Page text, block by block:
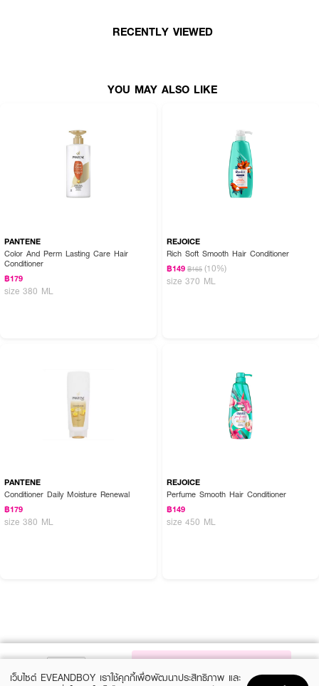
ชุ่มชื่นนุ่มลื่น และพลิ้วสวยRECENTLY VIEWED
YOU MAY ALSO LIKE
PANTENE
Color And Perm Lasting Care Hair
Conditioner
฿179
size 380 ML
REJOICE
Rich Soft Smooth Hair Conditioner
฿149 ฿165 (10%)
size 370 ML
PANTENE
Conditioner Daily Moisture Renewal
฿179
size 380 ML
REJOICE
Perfume Smooth Hair Conditioner
฿149
size 450 ML
เว็บไซต์ EVEANDBOY เราใช้คุกกี้เพื่อพัฒนาประสิทธิภาพ และ